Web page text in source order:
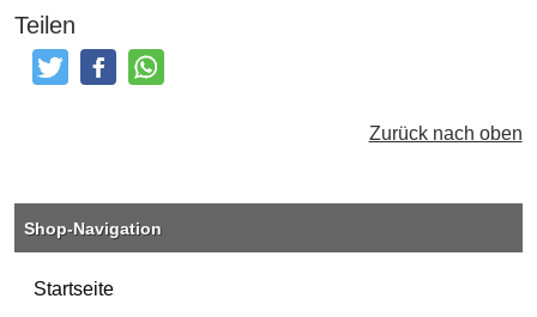
Teilen
TweetenPostenTeilen
Zurück nach oben
Shop-Navigation
Startseite